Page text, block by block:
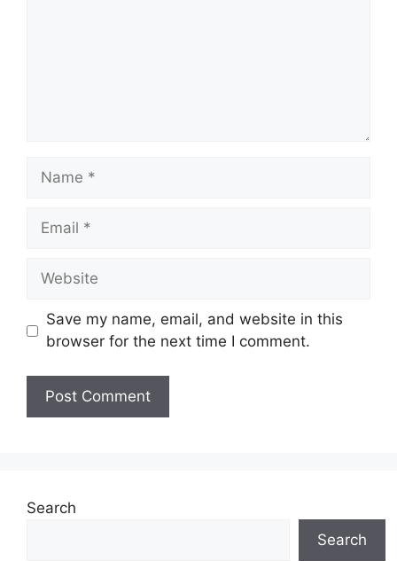
Name
Email
Website
Save my name, email, and website in this
browser for the next time I comment.
Search
Search